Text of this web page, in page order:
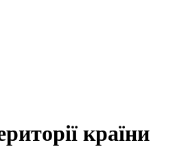
країни